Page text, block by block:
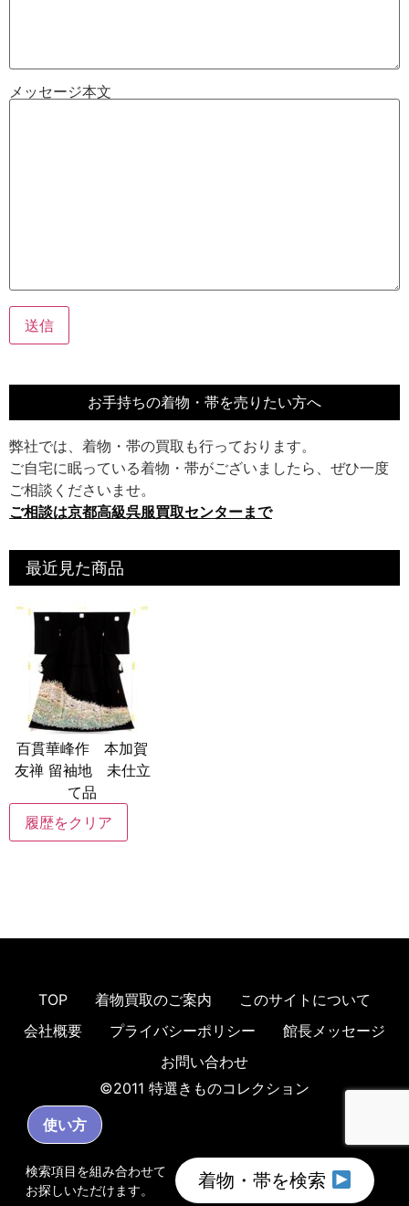
メッセージ本文
お手持ちの着物・帯を売りたい方へ
弊社では、着物・帯の買取も行っております。
ご自宅に眠っている着物・帯がございましたら、ぜひ一度
ご相談くださいませ。
ご相談は京都高級呉服買取センターまで
最近見た商品
百貫華峰作 本加賀
友禅 留袖地 未仕立
て品
履歴をクリア
TOP 着物買取のご案内
このサイトについて
会社概要
プライバシーポリシー
館長メッセージ
お問い合わせ
©2011 特選きものコレクション
検索項目を組み合わせて
お探しいただけます。
着物・帯を検索
使い方